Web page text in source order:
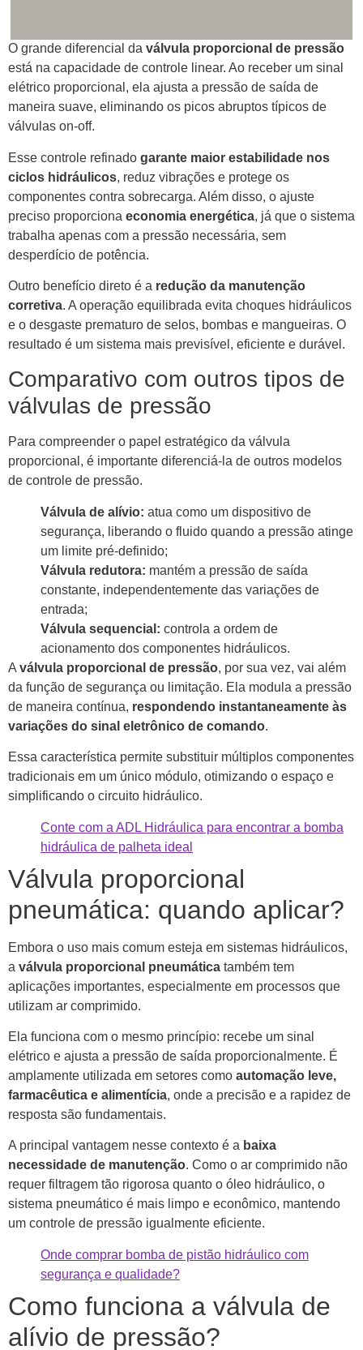
O grande diferencial da válvula proporcional de pressão
está na capacidade de controle linear. Ao receber um sinal
elétrico proporcional, ela ajusta a pressão de saída de
maneira suave, eliminando os picos abruptos típicos de
válvulas on-off.
Esse controle refinado garante maior estabilidade nos
ciclos hidráulicos, reduz vibrações e protege os
componentes contra sobrecarga. Além disso, o ajuste
preciso proporciona economia energética, já que o sistema
trabalha apenas com a pressão necessária, sem
desperdício de potência.
Outro benefício direto é a redução da manutenção
corretiva. A operação equilibrada evita choques hidráulicos
e o desgaste prematuro de selos, bombas e mangueiras. O
resultado é um sistema mais previsível, eficiente e durável.
Comparativo com outros tipos de
válvulas de pressão
Para compreender o papel estratégico da válvula
proporcional, é importante diferenciá-la de outros modelos
de controle de pressão.
Válvula de alívio: atua como um dispositivo de
segurança, liberando o fluido quando a pressão atinge
um limite pré-definido;
Válvula redutora: mantém a pressão de saída
constante, independentemente das variações de
entrada;
Válvula sequencial: controla a ordem de
acionamento dos componentes hidráulicos.
A válvula proporcional de pressão, por sua vez, vai além
da função de segurança ou limitação. Ela modula a pressão
de maneira contínua, respondendo instantaneamente às
variações do sinal eletrônico de comando.
Essa característica permite substituir múltiplos componentes
tradicionais em um único módulo, otimizando o espaço e
simplificando o circuito hidráulico.
Conte com a ADL Hidráulica para encontrar a bomba
hidráulica de palheta ideal
Válvula proporcional
pneumática: quando aplicar?
Embora o uso mais comum esteja em sistemas hidráulicos,
a válvula proporcional pneumática também tem
aplicações importantes, especialmente em processos que
utilizam ar comprimido.
Ela funciona com o mesmo princípio: recebe um sinal
elétrico e ajusta a pressão de saída proporcionalmente. É
amplamente utilizada em setores como automação leve,
farmacêutica e alimentícia, onde a precisão e a rapidez de
resposta são fundamentais.
A principal vantagem nesse contexto é a baixa
necessidade de manutenção. Como o ar comprimido não
requer filtragem tão rigorosa quanto o óleo hidráulico, o
sistema pneumático é mais limpo e econômico, mantendo
um controle de pressão igualmente eficiente.
Onde comprar bomba de pistão hidráulico com
segurança e qualidade?
Como funciona a válvula de
alívio de pressão?